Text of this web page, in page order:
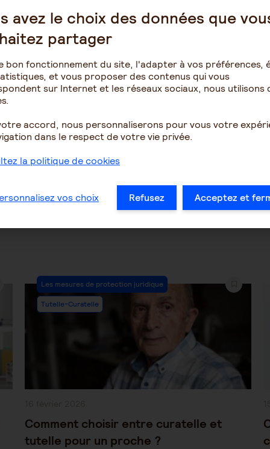
des personnes âgées
MARRON
peuvent avoir une
sur votre personne
1257
Tutelle-Curatelle
impossible de les
dois je faire ?
1
Post
Category:
Les mesures de protection juridique
Tutelle-Curatelle
Comment choisir entre curatelle et
tutelle pour un proche ?
avez le choix des données que
partager
bon fonctionnement du site, l'adapter à vos préférences,
et vous proposer des contenus qui vous
sur Internet et les réseaux sociaux, nous utilisons
accord, nous personnaliserons pour vous votre
dans le respect de votre vie privée.
la politique de cookies
vos choix Refusez Acceptez et